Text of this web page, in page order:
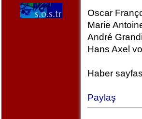
Oscar
Marie
André
Hans Axel
Haber
Paylaş